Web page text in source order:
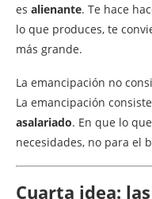
es alienante. Te hace
lo que produces, te
más grande.
La emancipación no
La emancipación
asalariado. En que lo
necesidades, no para el
Cuarta idea: